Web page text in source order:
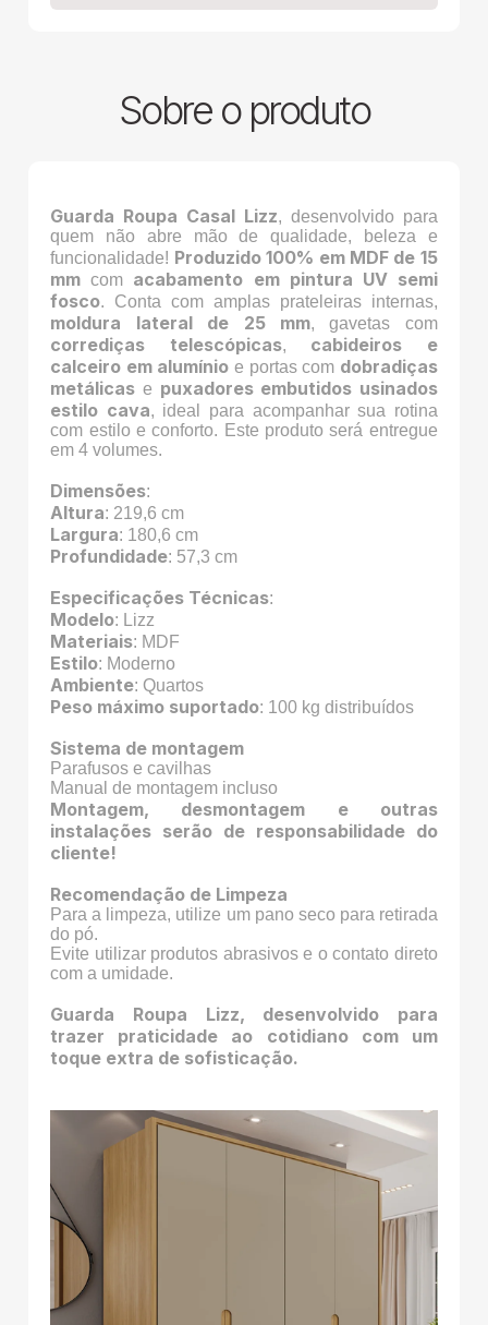
Sobre o produto
Guarda Roupa Casal Lizz, desenvolvido para
quem não abre mão de qualidade, beleza e
funcionalidade! Produzido 100% em MDF de 15
mm com acabamento em pintura UV semi
fosco. Conta com amplas prateleiras internas,
moldura lateral de 25 mm, gavetas com
corrediças telescópicas, cabideiros e
calceiro em alumínio e portas com dobradiças
metálicas e puxadores embutidos usinados
estilo cava, ideal para acompanhar sua rotina
com estilo e conforto. Este produto será entregue
em 4 volumes.
Dimensões:
Altura: 219,6 cm
Largura: 180,6 cm
Profundidade: 57,3 cm
Especificações Técnicas:
Modelo: Lizz
Materiais: MDF
Estilo: Moderno
Ambiente: Quartos
Peso máximo suportado: 100 kg distribuídos
Sistema de montagem
Parafusos e cavilhas
Manual de montagem incluso
Montagem, desmontagem e outras
instalações serão de responsabilidade do
cliente!
Recomendação de Limpeza
Para a limpeza, utilize um pano seco para retirada
do pó.
Evite utilizar produtos abrasivos e o contato direto
com a umidade.
Guarda Roupa Lizz, desenvolvido para
trazer praticidade ao cotidiano com um
toque extra de sofisticação.